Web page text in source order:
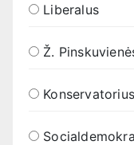
Liberalus
Ž.